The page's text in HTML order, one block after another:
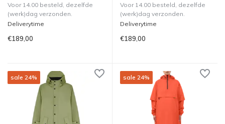
Voor 14.00 besteld, dezelfde
(werk)dag verzonden.
Deliverytime
€189,00
Voor 14.00 besteld, dezelfde
(werk)dag verzonden.
Deliverytime
€189,00
sale 24% sale 24%